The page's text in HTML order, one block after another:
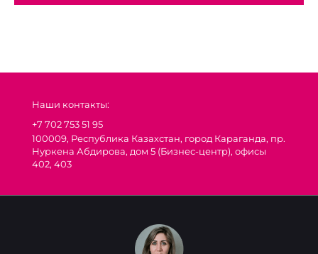
Наши контакты:
+7 702 753 51 95
100009, Республика Казахстан, город Караганда, пр.
Нуркена Абдирова, дом 5 (Бизнес-центр), офисы
402, 403